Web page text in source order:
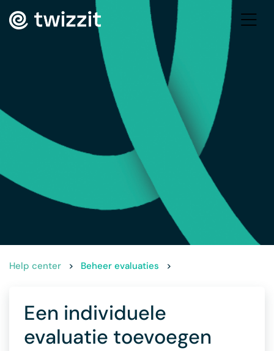
Help center > Beheer evaluaties >
Een individuele
evaluatie toevoegen